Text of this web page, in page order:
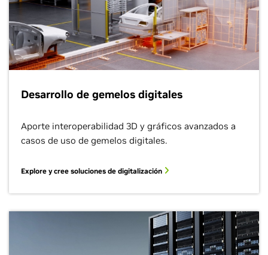
Desarrollo de gemelos digitales
Aporte interoperabilidad 3D y gráficos avanzados a
casos de uso de gemelos digitales.
Explore y cree soluciones de digitalización